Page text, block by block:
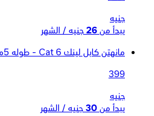
جنيه
يبدأ من 26 جنيه / الشهر
مانهتن كابل لينك Cat 6 - طوله 5متر - رمادي
399
جنيه
يبدأ من 30 جنيه / الشهر